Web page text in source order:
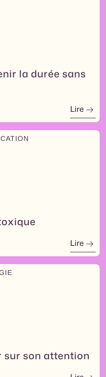
la durée sans
Lire
Lire
sur son attention